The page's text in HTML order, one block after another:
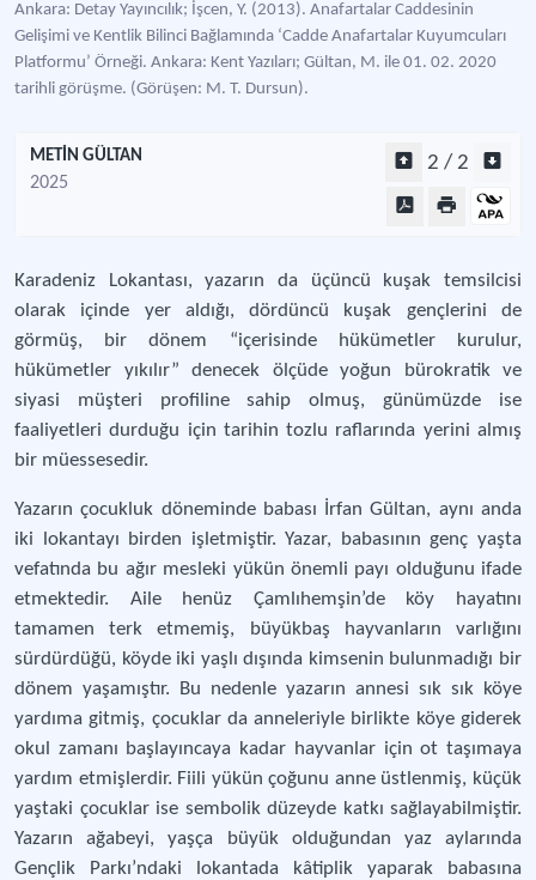
Ankara: Detay Yayıncılık; İşcen, Y. (2013). Anafartalar Caddesinin
Gelişimi ve Kentlik Bilinci Bağlamında ‘Cadde Anafartalar Kuyumcuları
Platformu’ Örneği. Ankara: Kent Yazıları; Gültan, M. ile 01. 02. 2020
tarihli görüşme. (Görüşen: M. T. Dursun).
METİN GÜLTAN
2025
2 / 2
Karadeniz Lokantası, yazarın da üçüncü kuşak temsilcisi
olarak içinde yer aldığı, dördüncü kuşak gençlerini de
görmüş, bir dönem “içerisinde hükümetler kurulur,
hükümetler yıkılır” denecek ölçüde yoğun bürokratik ve
siyasi müşteri profiline sahip olmuş, günümüzde ise
faaliyetleri durduğu için tarihin tozlu raflarında yerini almış
bir müessesedir.
Yazarın çocukluk döneminde babası İrfan Gültan, aynı anda
iki lokantayı birden işletmiştir. Yazar, babasının genç yaşta
vefatında bu ağır mesleki yükün önemli payı olduğunu ifade
etmektedir. Aile henüz Çamlıhemşin’de köy hayatını
tamamen terk etmemiş, büyükbaş hayvanların varlığını
sürdürdüğü, köyde iki yaşlı dışında kimsenin bulunmadığı bir
dönem yaşamıştır. Bu nedenle yazarın annesi sık sık köye
yardıma gitmiş, çocuklar da anneleriyle birlikte köye giderek
okul zamanı başlayıncaya kadar hayvanlar için ot taşımaya
yardım etmişlerdir. Fiili yükün çoğunu anne üstlenmiş, küçük
yaştaki çocuklar ise sembolik düzeyde katkı sağlayabilmiştir.
Yazarın ağabeyi, yaşça büyük olduğundan yaz aylarında
Gençlik Parkı’ndaki lokantada kâtiplik yaparak babasına